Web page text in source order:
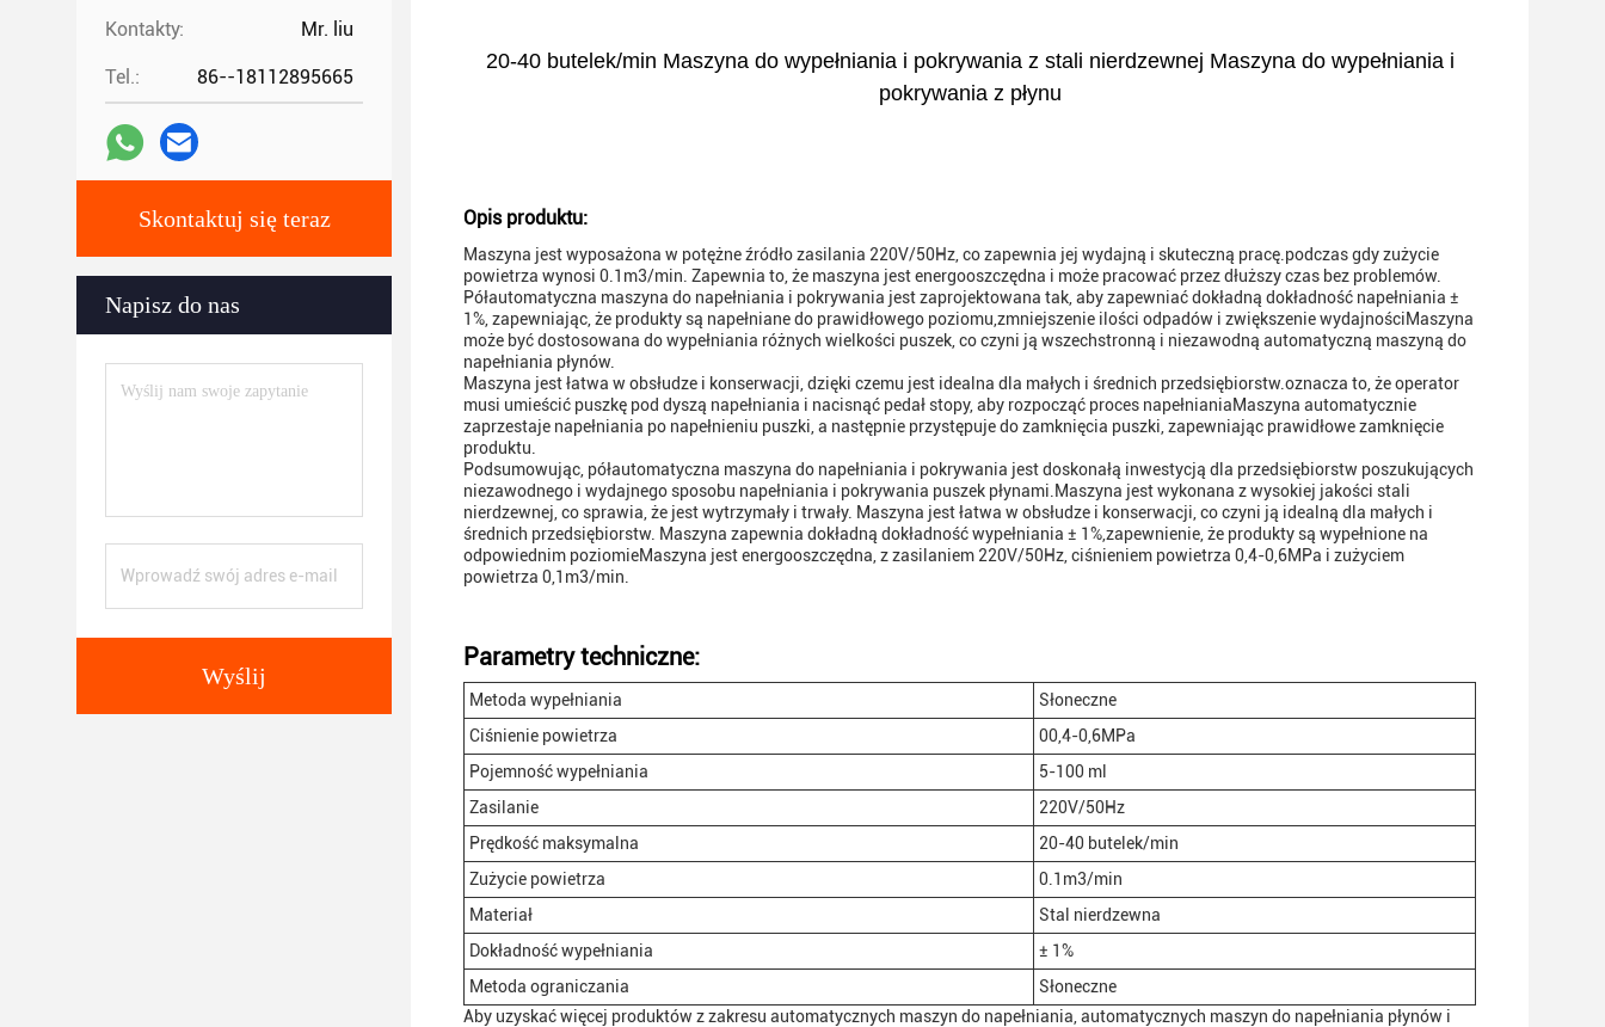
Kontakty: Mr. liu
Tel.: 86--18112895665
Skontaktuj się teraz
Napisz do nas
Wyślij
20-40 butelek/min Maszyna do wypełniania i pokrywania z stali nierdzewnej Maszyna do wypełniania i
pokrywania z płynu
Opis produktu:
Maszyna jest wyposażona w potężne źródło zasilania 220V/50Hz, co zapewnia jej wydajną i skuteczną pracę.podczas gdy zużycie
powietrza wynosi 0.1m3/min. Zapewnia to, że maszyna jest energooszczędna i może pracować przez dłuższy czas bez problemów.
Półautomatyczna maszyna do napełniania i pokrywania jest zaprojektowana tak, aby zapewniać dokładną dokładność napełniania ±
1%, zapewniając, że produkty są napełniane do prawidłowego poziomu,zmniejszenie ilości odpadów i zwiększenie wydajnościMaszyna
może być dostosowana do wypełniania różnych wielkości puszek, co czyni ją wszechstronną i niezawodną automatyczną maszyną do
napełniania płynów.
Maszyna jest łatwa w obsłudze i konserwacji, dzięki czemu jest idealna dla małych i średnich przedsiębiorstw.oznacza to, że operator
musi umieścić puszkę pod dyszą napełniania i nacisnąć pedał stopy, aby rozpocząć proces napełnianiaMaszyna automatycznie
zaprzestaje napełniania po napełnieniu puszki, a następnie przystępuje do zamknięcia puszki, zapewniając prawidłowe zamknięcie
produktu.
Podsumowując, półautomatyczna maszyna do napełniania i pokrywania jest doskonałą inwestycją dla przedsiębiorstw poszukujących
niezawodnego i wydajnego sposobu napełniania i pokrywania puszek płynami.Maszyna jest wykonana z wysokiej jakości stali
nierdzewnej, co sprawia, że jest wytrzymały i trwały. Maszyna jest łatwa w obsłudze i konserwacji, co czyni ją idealną dla małych i
średnich przedsiębiorstw. Maszyna zapewnia dokładną dokładność wypełniania ± 1%,zapewnienie, że produkty są wypełnione na
odpowiednim poziomieMaszyna jest energooszczędna, z zasilaniem 220V/50Hz, ciśnieniem powietrza 0,4-0,6MPa i zużyciem
powietrza 0,1m3/min.
Parametry techniczne:
Metoda wypełniania
Słoneczne
Ciśnienie powietrza
00,4-0,6MPa
Pojemność wypełniania
5-100 ml
Zasilanie
220V/50Hz
Prędkość maksymalna
20-40 butelek/min
Zużycie powietrza
0.1m3/min
Materiał
Stal nierdzewna
Dokładność wypełniania
± 1%
Metoda ograniczania
Słoneczne
Aby uzyskać więcej produktów z zakresu automatycznych maszyn do napełniania, automatycznych maszyn do napełniania płynów i